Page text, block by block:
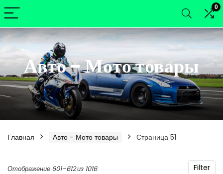
0
Авто - Мото товары
Главная Авто - Мото товары Страница 51
Filter
Отображение 601–612 из 1016Цены: